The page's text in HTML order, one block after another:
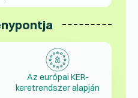
Az európai KER-
keretrendszer alapján